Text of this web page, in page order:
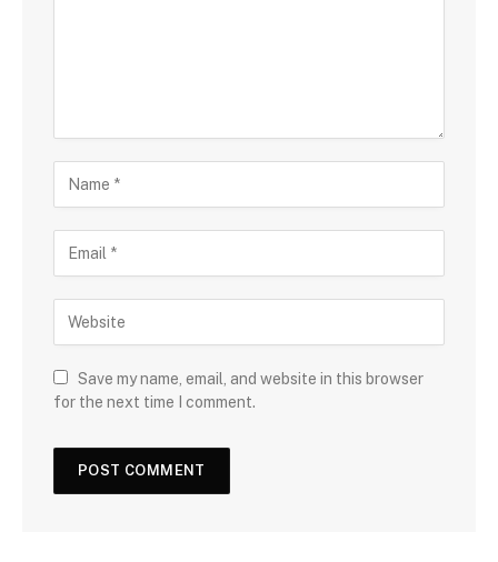
Save my name, email, and website in this browser
for the next time I comment.